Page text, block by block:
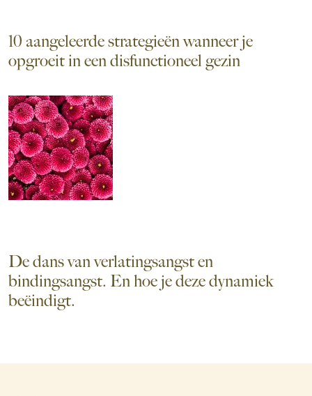
10 aangeleerde strategieën wanneer je
opgroeit in een disfunctioneel gezin
De dans van verlatingsangst en
bindingsangst. En hoe je deze dynamiek
beëindigt.